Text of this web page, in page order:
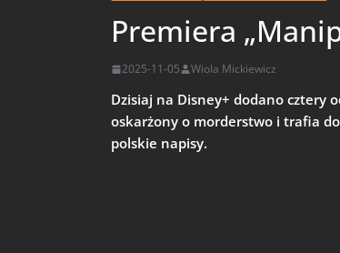
Premiera
2025-11-05 Wiola Mickiewicz
Dzisiaj na Disney+ dodano cztery
oskarżony o morderstwo i trafia
polskie napisy.